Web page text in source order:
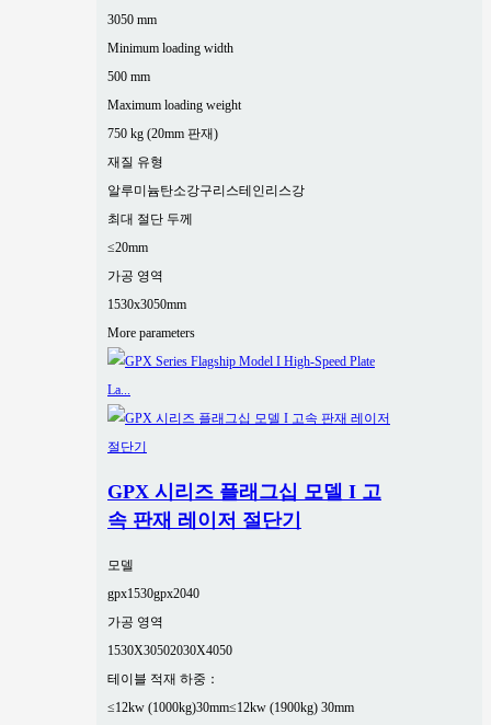
3050 mm
Minimum loading width
500 mm
Maximum loading weight
750 kg (20mm 판재)
재질 유형
알루미늄탄소강구리스테인리스강
최대 절단 두께
≤20mm
가공 영역
1530x3050mm
More parameters
GPX 시리즈 플래그십 모델 I 고
속 판재 레이저 절단기
모델
gpx1530gpx2040
가공 영역
1530X30502030X4050
테이블 적재 하중：
≤12kw (1000kg)30mm≤12kw (1900kg) 30mm